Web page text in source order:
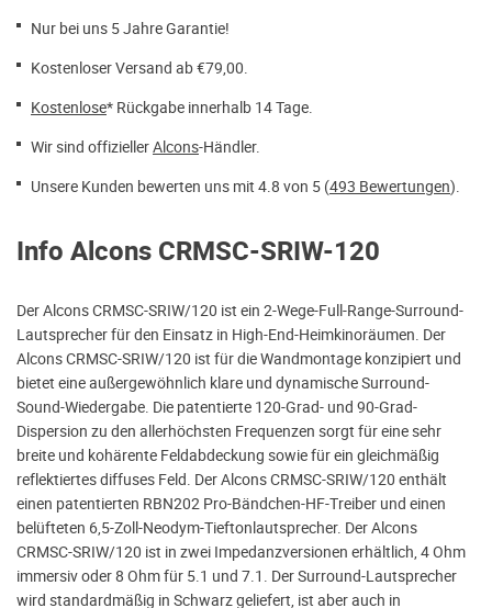
Nur bei uns 5 Jahre Garantie!
Kostenloser Versand ab €79,00.
Kostenlose* Rückgabe innerhalb 14 Tage.
Wir sind offiziellerAlcons-Händler.
Unsere Kunden bewerten uns mit 4.8 von 5 (493 Bewertungen).
Info Alcons CRMSC-SRIW-120
Der Alcons CRMSC-SRIW/120 ist ein 2-Wege-Full-Range-Surround-
Lautsprecher für den Einsatz in High-End-Heimkinoräumen. Der
Alcons CRMSC-SRIW/120 ist für die Wandmontage konzipiert und
bietet eine außergewöhnlich klare und dynamische Surround-
Sound-Wiedergabe. Die patentierte 120-Grad- und 90-Grad-
Dispersion zu den allerhöchsten Frequenzen sorgt für eine sehr
breite und kohärente Feldabdeckung sowie für ein gleichmäßig
reflektiertes diffuses Feld. Der Alcons CRMSC-SRIW/120 enthält
einen patentierten RBN202 Pro-Bändchen-HF-Treiber und einen
belüfteten 6,5-Zoll-Neodym-Tieftonlautsprecher. Der Alcons
CRMSC-SRIW/120 ist in zwei Impedanzversionen erhältlich, 4 Ohm
immersiv oder 8 Ohm für 5.1 und 7.1. Der Surround-Lautsprecher
wird standardmäßig in Schwarz geliefert, ist aber auch in